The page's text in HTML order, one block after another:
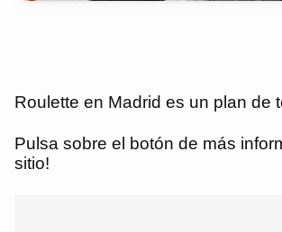
Roulette en Madrid es un plan de
Pulsa sobre el botón de más
sitio!